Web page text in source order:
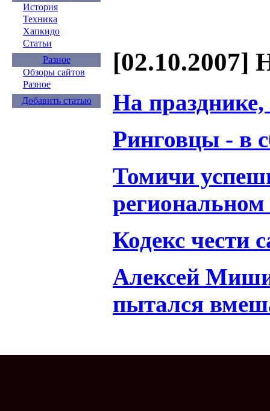
История
Техника
Хапкидо
Статьи
Разное
Обзоры сайтов
Разное
Добавить статью
[02.10.2007]
На
Ринговцы - в
Томичи
Кодекс чести
Алексей
пытался